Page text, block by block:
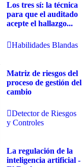
Los tres sí: la técnica
para que el auditado
acepte el hallazgo...
Habilidades Blandas
Matriz de riesgos del
proceso de gestión del
cambio
Detector de Riesgos
y Controles
La regulación de la
inteligencia artificial -